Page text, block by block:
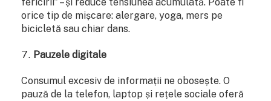
fericirii” – și reduce tensiunea acumulată. Poate fi
orice tip de mișcare: alergare, yoga, mers pe
bicicletă sau chiar dans.
Pauzele digitale
Consumul excesiv de informații ne obosește. O
pauză de la telefon, laptop și rețele sociale oferă